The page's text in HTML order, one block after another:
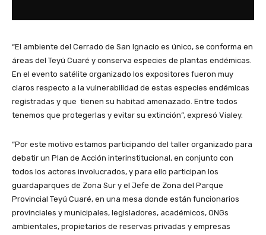
“El ambiente del Cerrado de San Ignacio es único, se conforma en
áreas del Teyú Cuaré y conserva especies de plantas endémicas.
En el evento satélite organizado los expositores fueron muy
claros respecto a la vulnerabilidad de estas especies endémicas
registradas y que tienen su habitad amenazado. Entre todos
tenemos que protegerlas y evitar su extinción”, expresó Vialey.
“Por este motivo estamos participando del taller organizado para
debatir un Plan de Acción interinstitucional, en conjunto con
todos los actores involucrados, y para ello participan los
guardaparques de Zona Sur y el Jefe de Zona del Parque
Provincial Teyú Cuaré, en una mesa donde están funcionarios
provinciales y municipales, legisladores, académicos, ONGs
ambientales, propietarios de reservas privadas y empresas